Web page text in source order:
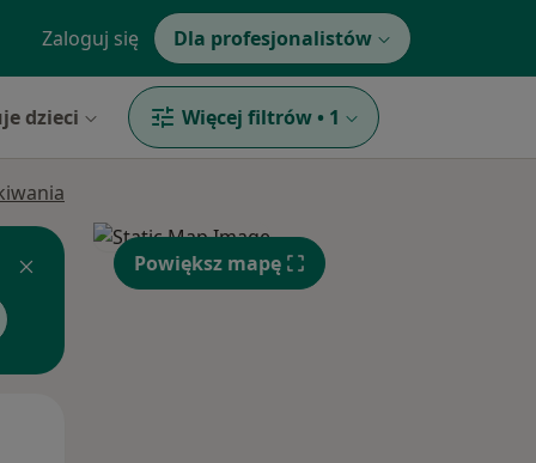
Zaloguj się Dla profesjonalistów
dzieci Więcej filtrów • 1
Powiększ mapę